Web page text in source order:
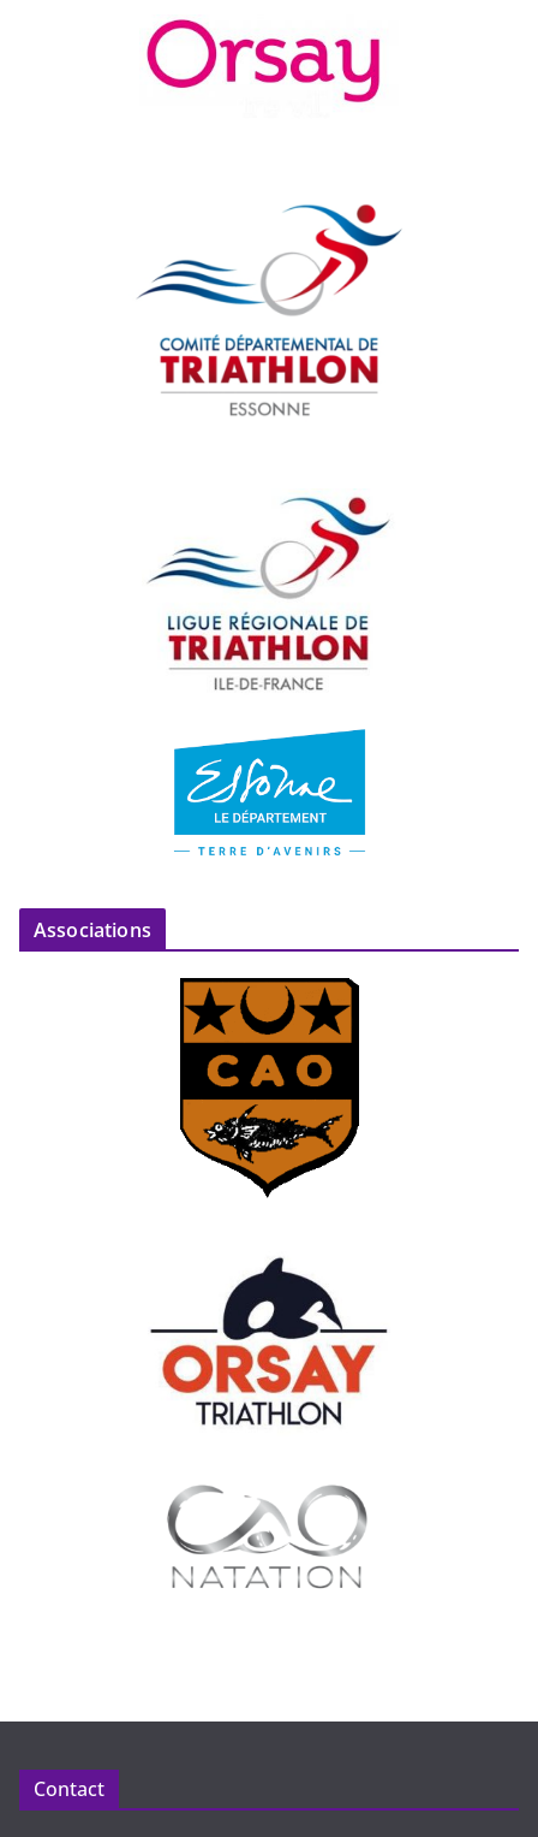
Associations
Contact